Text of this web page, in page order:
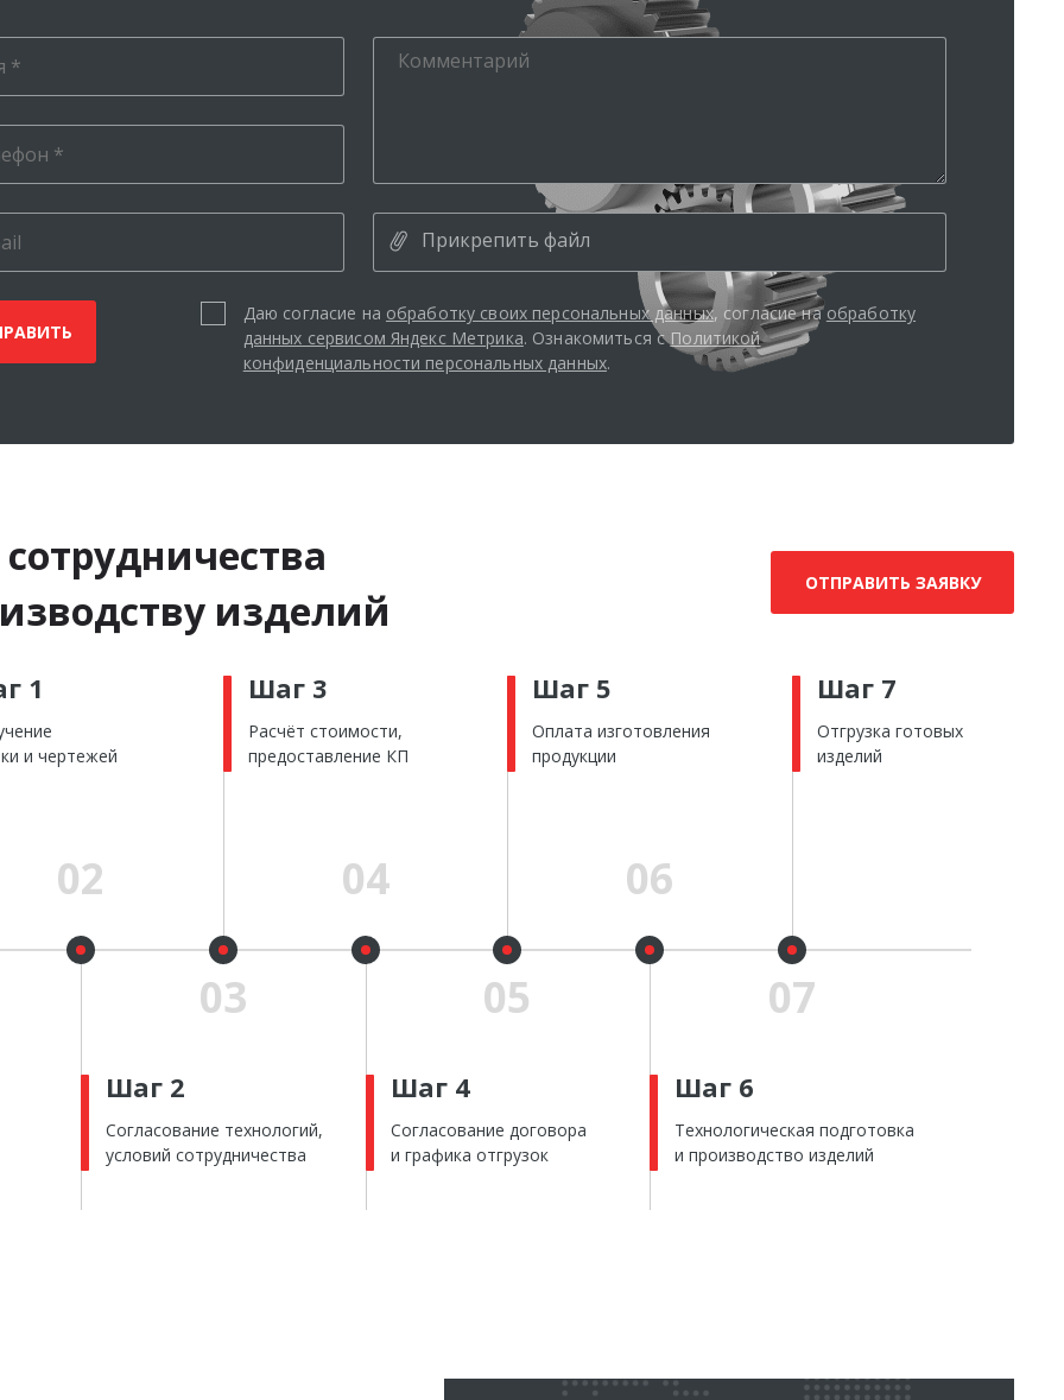
Прикрепить файл
Даю согласие на обработку своих персональных данных, согласие наобработку
данных сервисом Яндекс Метрика. Ознакомиться сПолитикой
конфиденциальности персональных данных.
изделий
ОТПРАВИТЬ ЗАЯВКУ
1
и чертежей
Шаг 2
Согласование технологий,
условий сотрудничества
Шаг 3
Расчёт стоимости,
предоставление КП
Шаг 4
Согласование договора
и графика отгрузок
Шаг 5
Оплата изготовления
продукции
Шаг 6
Технологическая подготовка
и производство изделий
Шаг 7
Отгрузка готовых
изделий